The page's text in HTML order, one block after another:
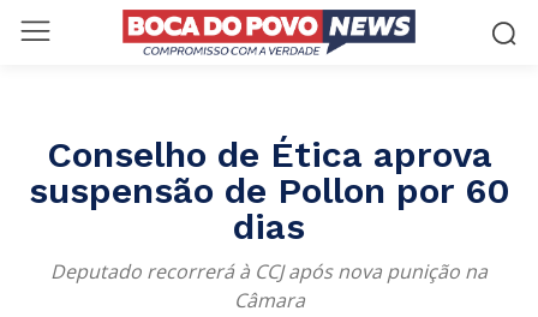
Conselho de Ética aprova
suspensão de Pollon por 60
dias
Deputado recorrerá à CCJ após nova punição na
Câmara